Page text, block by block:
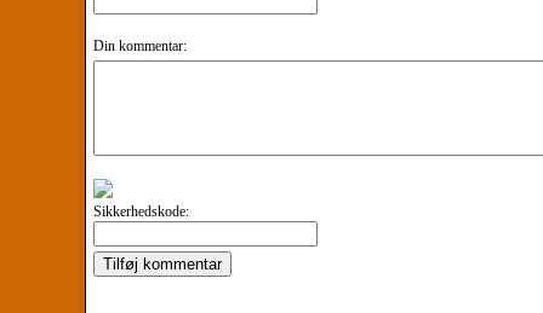
Din kommentar:
Sikkerhedskode: